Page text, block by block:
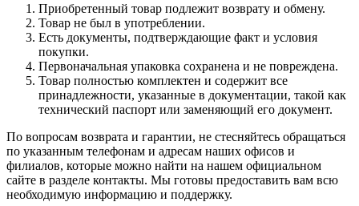
Приобретенный товар подлежит возврату и обмену.
Товар не был в употреблении.
Есть документы, подтверждающие факт и условия
покупки.
Первоначальная упаковка сохранена и не повреждена.
Товар полностью комплектен и содержит все
принадлежности, указанные в документации, такой как
технический паспорт или заменяющий его документ.
По вопросам возврата и гарантии, не стесняйтесь обращаться
по указанным телефонам и адресам наших офисов и
филиалов, которые можно найти на нашем официальном
сайте в разделе контакты. Мы готовы предоставить вам всю
необходимую информацию и поддержку.